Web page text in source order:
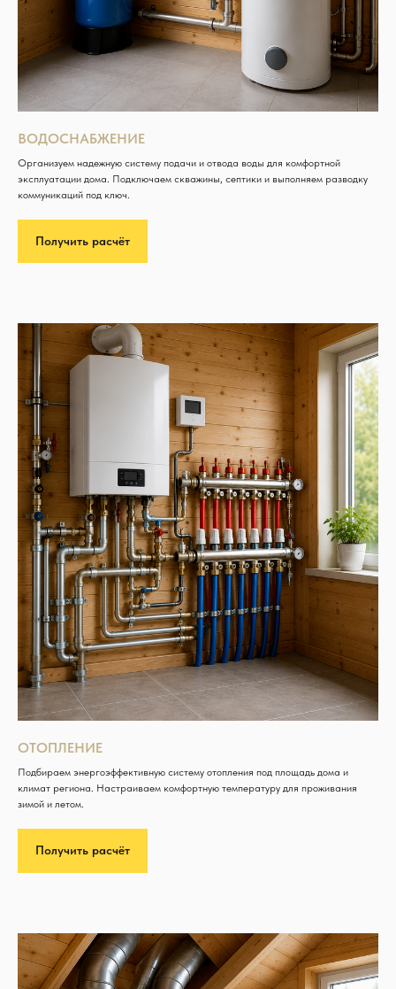
ВОДОСНАБЖЕНИЕ
Организуем надежную систему подачи и отвода воды для комфортной
эксплуатации дома. Подключаем скважины, септики и выполняем разводку
коммуникаций под ключ.
Получить расчёт
ОТОПЛЕНИЕ
Подбираем энергоэффективную систему отопления под площадь дома и
климат региона. Настраиваем комфортную температуру для проживания
зимой и летом.
Получить расчёт